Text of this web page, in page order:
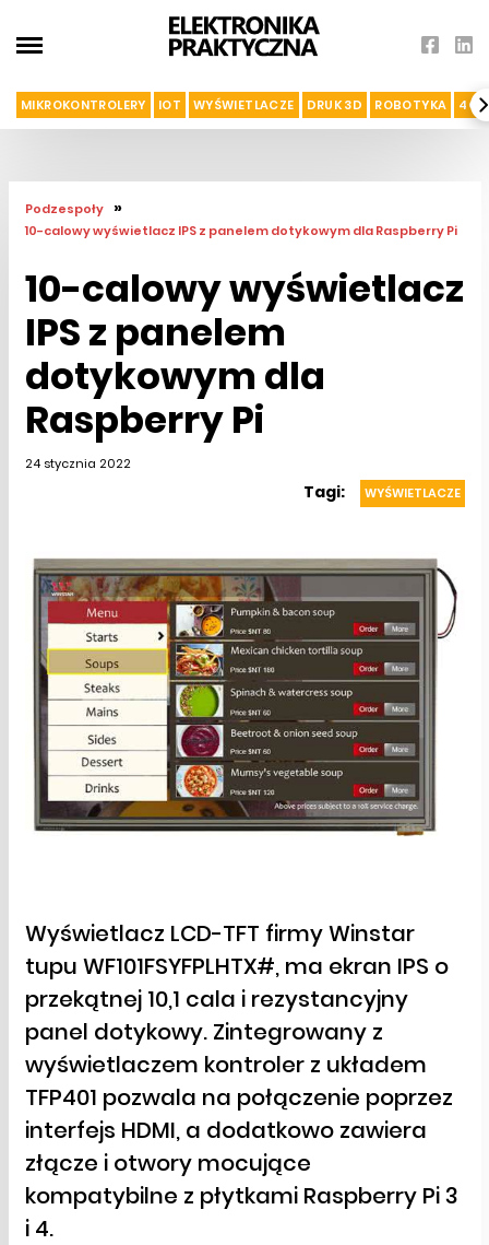
MIKROKONTROLERY IOT WYŚWIETLACZE DRUK 3D ROBOTYKA 4G I
Podzespoły »
10-calowy wyświetlacz IPS z panelem dotykowym dla Raspberry Pi
10-calowy wyświetlacz
IPS z panelem
dotykowym dla
Raspberry Pi
24 stycznia 2022
Tagi: WYŚWIETLACZE
Wyświetlacz LCD-TFT firmy Winstar
tupu WF101FSYFPLHTX#, ma ekran IPS o
przekątnej 10,1 cala i rezystancyjny
panel dotykowy. Zintegrowany z
wyświetlaczem kontroler z układem
TFP401 pozwala na połączenie poprzez
interfejs HDMI, a dodatkowo zawiera
złącze i otwory mocujące
kompatybilne z płytkami Raspberry Pi 3
i 4.